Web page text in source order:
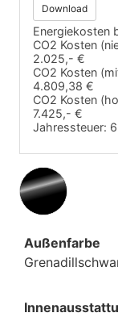
Download
Energiekosten
CO2 Kosten
2.025,- €
CO2 Kosten
4.809,38 €
CO2 Kosten
7.425,- €
Jahressteuer:
Außenfarbe